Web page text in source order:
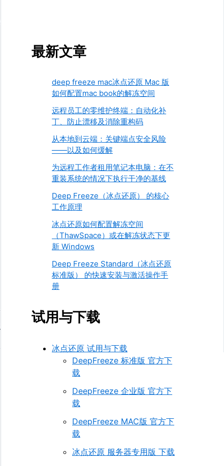
最新文章
deep freeze mac冰点还原 Mac 版
如何配置mac book的解冻空间
远程员工的零维护终端：自动化补
丁、防止漂移及消除重构码
从本地到云端：关键端点安全风险
——以及如何缓解
为远程工作者租用笔记本电脑：在不
重装系统的情况下执行干净的基线
Deep Freeze（冰点还原） 的核心
工作原理
冰点还原如何配置解冻空间
（ThawSpace）或在解冻状态下更
新 Windows
Deep Freeze Standard（冰点还原
标准版） 的快速安装与激活操作手
册
试用与下载
冰点还原 试用与下载
DeepFreeze 标准版 官方下
载
DeepFreeze 企业版 官方下
载
DeepFreeze MAC版 官方下
载
冰点还原 服务器专用版 下载